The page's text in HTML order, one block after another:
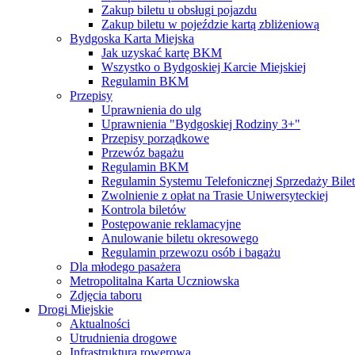
Zakup biletu u obsługi pojazdu
Zakup biletu w pojeździe kartą zbliżeniową
Bydgoska Karta Miejska
Jak uzyskać kartę BKM
Wszystko o Bydgoskiej Karcie Miejskiej
Regulamin BKM
Przepisy
Uprawnienia do ulg
Uprawnienia "Bydgoskiej Rodziny 3+"
Przepisy porządkowe
Przewóz bagażu
Regulamin BKM
Regulamin Systemu Telefonicznej Sprzedaży
Zwolnienie z opłat na Trasie Uniwersyteckiej
Kontrola biletów
Postępowanie reklamacyjne
Anulowanie biletu okresowego
Regulamin przewozu osób i bagażu
Dla młodego pasażera
Metropolitalna Karta Uczniowska
Zdjęcia taboru
Drogi Miejskie
Aktualności
Utrudnienia drogowe
Infrastruktura rowerowa